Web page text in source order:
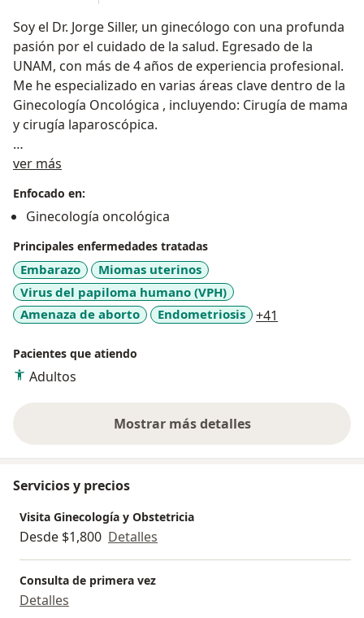
Soy el Dr. Jorge Siller, un ginecólogo con una profunda
pasión por el cuidado de la salud. Egresado de la
UNAM, con más de 4 años de experiencia profesional.
Me he especializado en varias áreas clave dentro de la
Ginecología Oncológica , incluyendo: Cirugía de mama
y cirugía laparoscópica.
Además, trato una amplia gama de enfermedades
uterina, endometriosis, cáncer de endometrio, cáncer
de mama y tumores de ovario.
Mi enfoque es siempre centrado en la paciente,
buscando no solo tratar las enfermedades sino
también educar y empoderar, para que tomen
decisiones informadas sobre su salud.
ver más
Enfocado en:
Ginecología oncológica
Principales enfermedades tratadas
Embarazo
Miomas uterinos
Virus del papiloma humano (VPH)
Amenaza de aborto
Endometriosis +41
Pacientes que atiendo
Adultos
Mostrar más detalles
sobre la experiencia
Servicios y precios
Visita Ginecología y Obstetricia
Desde $1,800 Detalles
Consulta de primera vez
Detalles